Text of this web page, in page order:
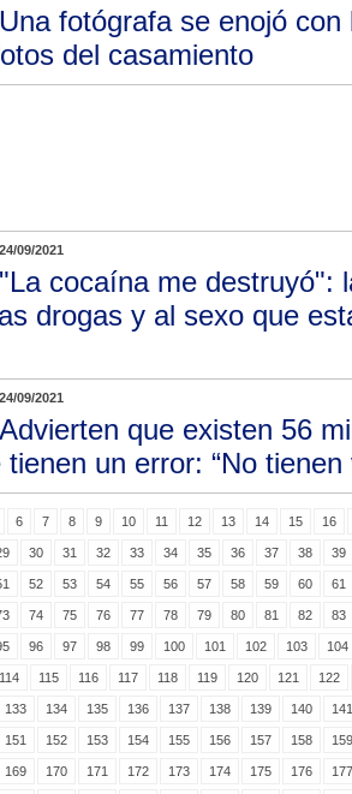
Una fotógrafa se enojó con
del casamiento
24/09/2021
"La cocaína me destruyó":
drogas y al sexo que
24/09/2021
Advierten que existen 56
un error: “No tienen
6 7 8 9 10 11 12 13 14 15 16
30 31 32 33 34 35 36 37 38 39
52 53 54 55 56 57 58 59 60 61
74 75 76 77 78 79 80 81 82 83
96 97 98 99 100 101 102 103 104
114 115 116 117 118 119 120 121 122
133 134 135 136 137 138 139 140 141
151 152 153 154 155 156 157 158 159
169 170 171 172 173 174 175 176 177